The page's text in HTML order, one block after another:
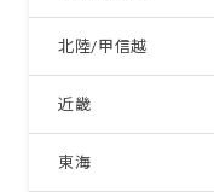
北陸/甲信越
近畿
東海